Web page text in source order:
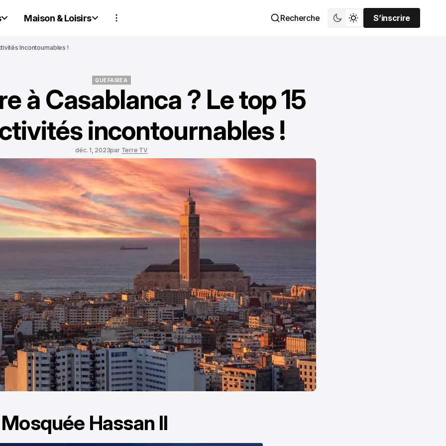
Maison & Loisirs Recherche
S’inscrire
S’inscrire
Incontournables !
QUE FAIRE A
QUE FAIRE A
à Casablanca ? Le top 15
incontournables !
déc. 1, 2023par Terre TV
Mosquée Hassan II